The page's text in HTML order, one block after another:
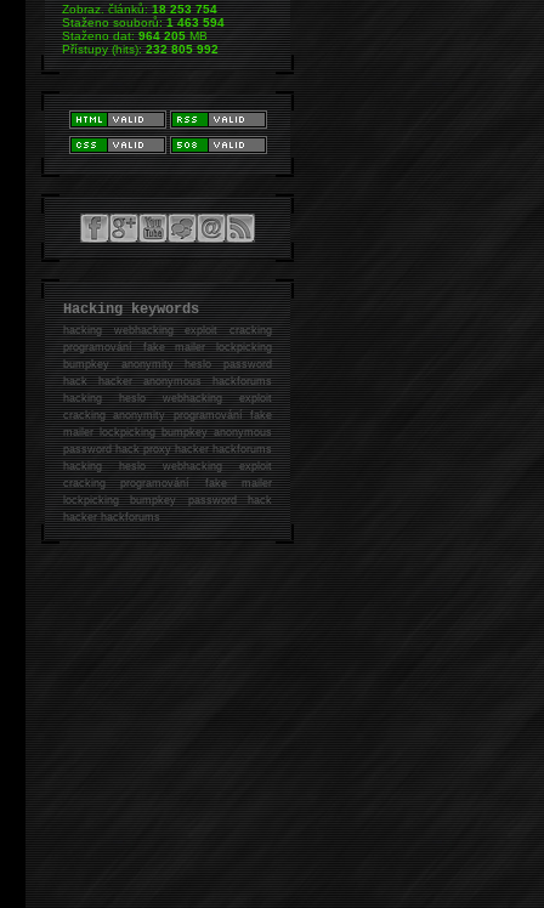
Zobraz. článků:18 253 754
Staženo souborů:1 463 594
Staženo dat:964 205MB
Přístupy (hits):232 805 992
Hacking keywords
hackingwebhacking exploit cracking
programování fake mailer lockpicking
bumpkey anonymity heslo password
hackhacker anonymous hackforums
hackingheslo webhacking exploit
cracking anonymity programování fake
mailer lockpicking bumpkey anonymous
password hack proxy hacker hackforums
hacking heslo webhacking exploit
cracking programování fake mailer
lockpicking bumpkey password hack
hackerhackforums